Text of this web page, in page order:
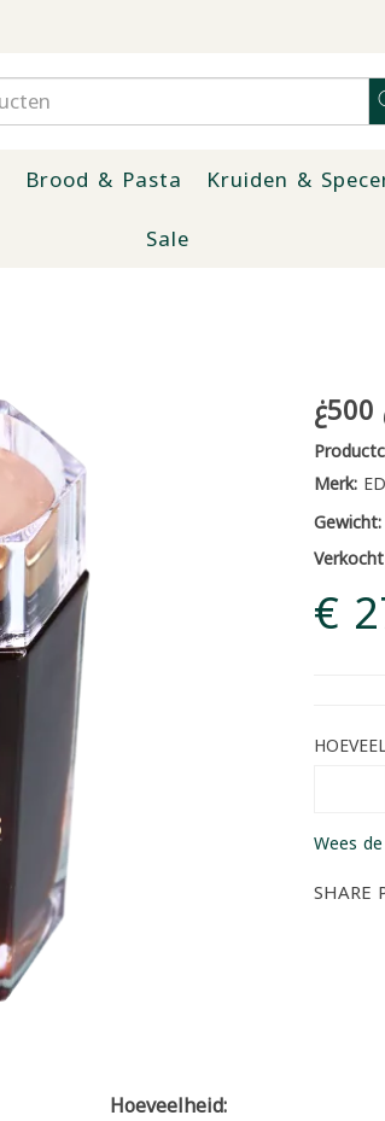
Brood & Pasta Kruiden &
Sale
Merk:
Gewicht:
€
Wees
SHARE
Hoeveelheid: